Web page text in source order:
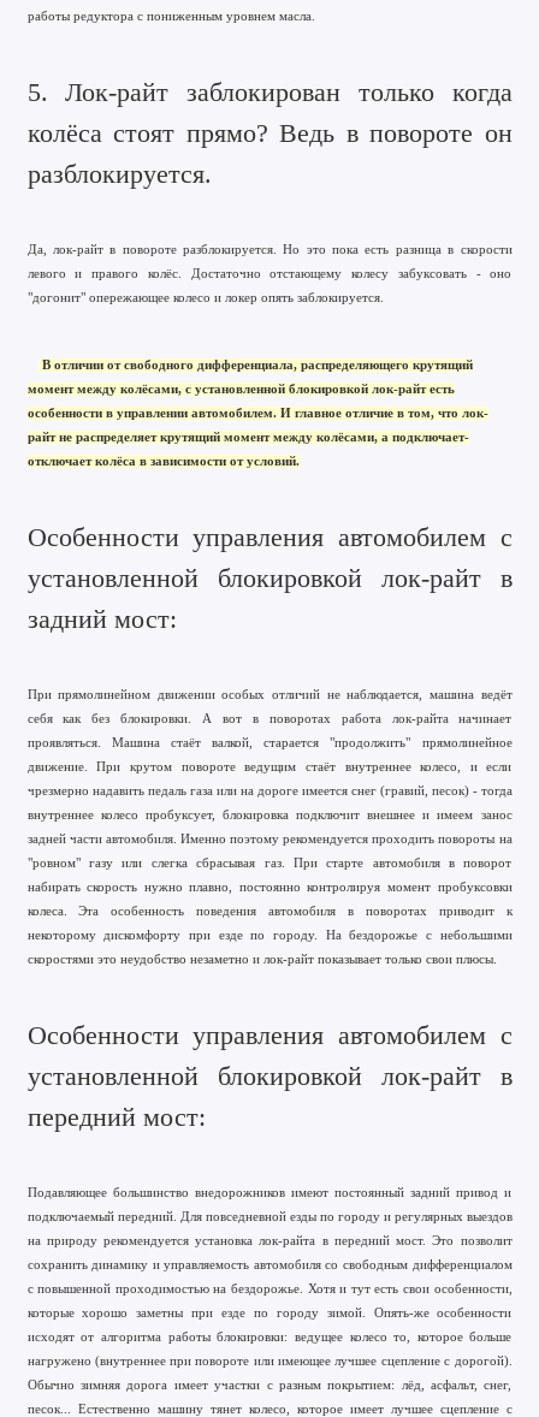
работы редуктора с пониженным уровнем масла.
5. Лок-райт заблокирован только когда
колёса стоят прямо? Ведь в повороте он
разблокируется.
Да, лок-райт в повороте разблокируется. Но это пока есть разница в скорости
левого и правого колёс. Достаточно отстающему колесу забуксовать - оно
"догонит" опережающее колесо и локер опять заблокируется.
В отличии от свободного дифференциала, распределяющего крутящий
момент между колёсами, с установленной блокировкой лок-райт есть
особенности в управлении автомобилем. И главное отличие в том, что лок-
райт не распределяет крутящий момент между колёсами, а подключает-
отключает колёса в зависимости от условий.
Особенности управления автомобилем с
установленной блокировкой лок-райт в
задний мост:
При прямолинейном движении особых отличий не наблюдается, машина ведёт
себя как без блокировки. А вот в поворотах работа лок-райта начинает
проявляться. Машина стаёт валкой, старается "продолжить" прямолинейное
движение. При крутом повороте ведущим стаёт внутреннее колесо, и если
чрезмерно надавить педаль газа или на дороге имеется снег (гравий, песок) - тогда
внутреннее колесо пробуксует, блокировка подключит внешнее и имеем занос
задней части автомобиля. Именно поэтому рекомендуется проходить повороты на
"ровном" газу или слегка сбрасывая газ. При старте автомобиля в поворот
набирать скорость нужно плавно, постоянно контролируя момент пробуксовки
колеса. Эта особенность поведения автомобиля в поворотах приводит к
некоторому дискомфорту при езде по городу. На бездорожье с небольшими
скоростями это неудобство незаметно и лок-райт показывает только свои плюсы.
Особенности управления автомобилем с
установленной блокировкой лок-райт в
передний мост:
Подавляющее большинство внедорожников имеют постоянный задний привод и
подключаемый передний. Для повседневной езды по городу и регулярных выездов
на природу рекомендуется установка лок-райта в передний мост. Это позволит
сохранить динамику и управляемость автомобиля со свободным дифференциалом
с повышенной проходимостью на бездорожье. Хотя и тут есть свои особенности,
которые хорошо заметны при езде по городу зимой. Опять-же особенности
исходят от алгоритма работы блокировки: ведущее колесо то, которое больше
нагружено (внутреннее при повороте или имеющее лучшее сцепление с дорогой).
Обычно зимняя дорога имеет участки с разным покрытием: лёд, асфальт, снег,
песок... Естественно машину тянет колесо, которое имеет лучшее сцепление с